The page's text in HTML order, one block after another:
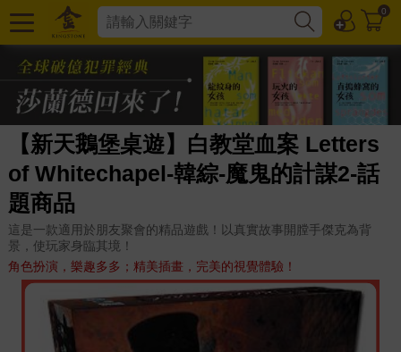
0
【新天鵝堡桌遊】白教堂血案 Letters
of Whitechapel-韓綜-魔鬼的計謀2-話
題商品
這是一款適用於朋友聚會的精品遊戲！以真實故事開膛手傑克為背
景，使玩家身臨其境！
角色扮演，樂趣多多；精美插畫，完美的視覺體驗！